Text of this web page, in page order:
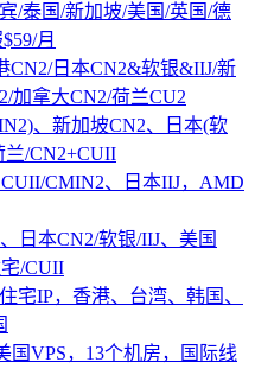
/泰国/新加坡/美国/英国/德
月
CN2/日本CN2&软银&IIJ/新
加拿大CN2/荷兰CU2
、新加坡CN2、日本(软
兰/CN2+CUII
CMIN2、日本IIJ，AMD
日本CN2/软银/IIJ、美国
/CUII
宅IP，香港、台湾、韩国、
国VPS，13个机房，国际线